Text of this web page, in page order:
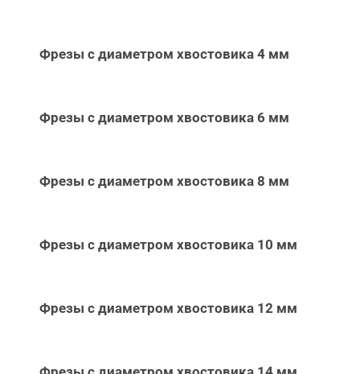
Фрезы с диаметром хвостовика 4 мм
Фрезы с диаметром хвостовика 6 мм
Фрезы с диаметром хвостовика 8 мм
Фрезы с диаметром хвостовика 10 мм
Фрезы с диаметром хвостовика 12 мм